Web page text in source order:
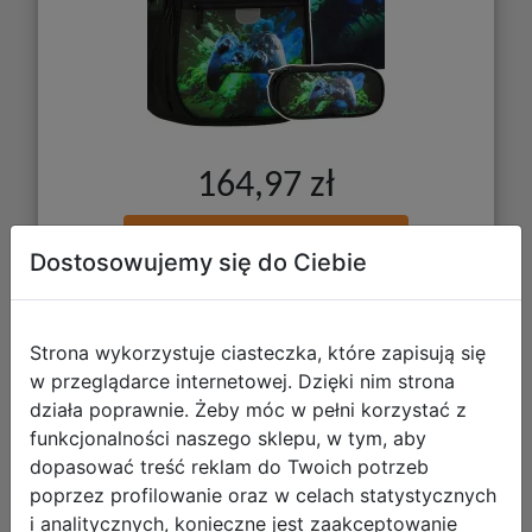
164,97 zł
Starpak Zestaw Szkolny 3el.Pad
Dostosowujemy się do Ciebie
Strona wykorzystuje ciasteczka, które zapisują się
w przeglądarce internetowej. Dzięki nim strona
działa poprawnie. Żeby móc w pełni korzystać z
funkcjonalności naszego sklepu, w tym, aby
dopasować treść reklam do Twoich potrzeb
poprzez profilowanie oraz w celach statystycznych
i analitycznych, konieczne jest zaakceptowanie